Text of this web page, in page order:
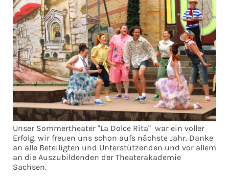
Unser Sommertheater "La Dolce Rita" war ein voller
Erfolg. wir freuen uns schon aufs nächste Jahr. Danke
an alle Beteiligten und Unterstützenden und vor allem
an die Auszubildenden der Theaterakademie
Sachsen.